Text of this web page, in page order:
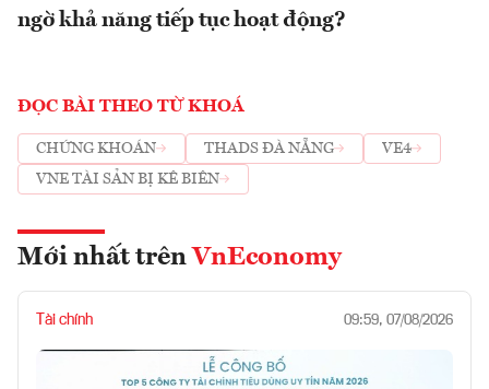
ngờ khả năng tiếp tục hoạt động?
ĐỌC BÀI THEO TỪ KHOÁ
CHỨNG KHOÁN THADS ĐÀ NẴNG
VE4
VNE TÀI SẢN BỊ KÊ BIÊN
Mới nhất trên VnEconomy
Tài chính 09:59, 07/08/2026